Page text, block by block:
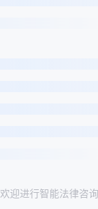
欢迎进行智能法律咨询